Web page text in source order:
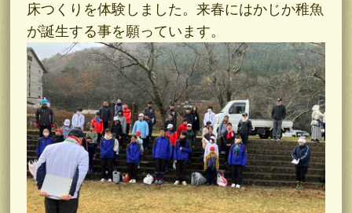
床つくりを体験しました。来春にはかじか稚魚
が誕生する事を願っています。